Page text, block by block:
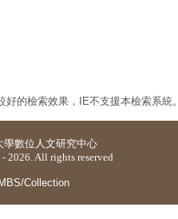
的檢索效果，IE不支援本檢索系統。
學數位人文研究中心
2026. All rights reserved
Collection